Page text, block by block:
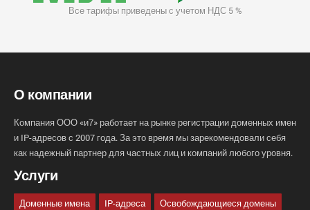
Все тарифы приведены с учетом НДС 5 %
О компании
Компания ООО «и7» работает на рынке регистрации доменных имен
и IP-адресов с 2007 года. За это время мы зарекомендовали себя
как надежный партнер для частных лиц и компаний любого уровня.
Услуги
Доменные имена IP-адреса Освобождающиеся домены